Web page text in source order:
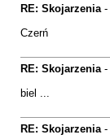
RE: Skojarzenia-
Czerń
RE: Skojarzenia-
biel ...
RE: Skojarzenia-